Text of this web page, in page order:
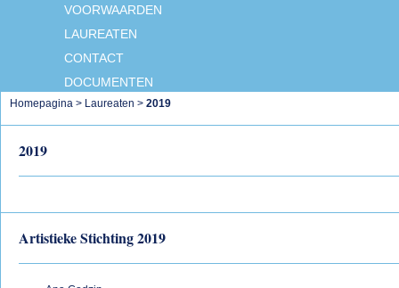
VOORWAARDEN
LAUREATEN
CONTACT
DOCUMENTEN
Homepagina > Laureaten > 2019
2019
Artistieke Stichting 2019